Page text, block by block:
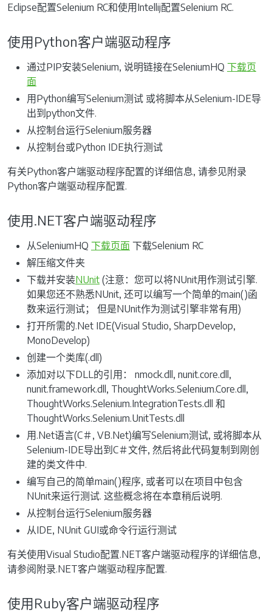
Eclipse配置Selenium RC和使用Intellij配置Selenium RC.
使用Python客户端驱动程序
通过PIP安装Selenium, 说明链接在SeleniumHQ 下载页
面
用Python编写Selenium测试 或将脚本从Selenium-IDE导
出到python文件.
从控制台运行Selenium服务器
从控制台或Python IDE执行测试
有关Python客户端驱动程序配置的详细信息, 请参见附录
Python客户端驱动程序配置.
使用.NET客户端驱动程序
从SeleniumHQ 下载页面 下载Selenium RC
解压缩文件夹
下载并安装NUnit (注意：您可以将NUnit用作测试引擎.
如果您还不熟悉NUnit, 还可以编写一个简单的main()函
数来运行测试； 但是NUnit作为测试引擎非常有用)
打开所需的.Net IDE(Visual Studio, SharpDevelop,
MonoDevelop)
创建一个类库(.dll)
添加对以下DLL的引用： nmock.dll, nunit.core.dll,
nunit.framework.dll, ThoughtWorks.Selenium.Core.dll,
ThoughtWorks.Selenium.IntegrationTests.dll 和
ThoughtWorks.Selenium.UnitTests.dll
用.Net语言(C＃, VB.Net)编写Selenium测试, 或将脚本从
Selenium-IDE导出到C＃文件, 然后将此代码复制到刚创
建的类文件中.
编写自己的简单main()程序, 或者可以在项目中包含
NUnit来运行测试. 这些概念将在本章稍后说明.
从控制台运行Selenium服务器
从IDE, NUnit GUI或命令行运行测试
有关使用Visual Studio配置.NET客户端驱动程序的详细信息,
请参阅附录.NET客户端驱动程序配置.
使用Ruby客户端驱动程序